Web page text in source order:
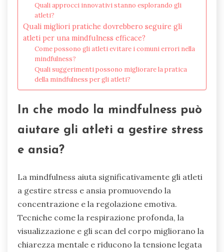
Quali approcci innovativi stanno esplorando gli
atleti?
Quali migliori pratiche dovrebbero seguire gli
atleti per una mindfulness efficace?
Come possono gli atleti evitare i comuni errori nella
mindfulness?
Quali suggerimenti possono migliorare la pratica
della mindfulness per gli atleti?
In che modo la mindfulness può
aiutare gli atleti a gestire stress
e ansia?
La mindfulness aiuta significativamente gli atleti
a gestire stress e ansia promuovendo la
concentrazione e la regolazione emotiva.
Tecniche come la respirazione profonda, la
visualizzazione e gli scan del corpo migliorano la
chiarezza mentale e riducono la tensione legata